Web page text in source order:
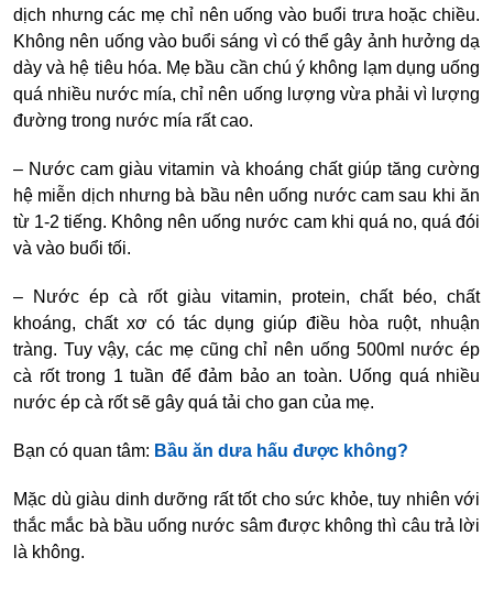
dịch nhưng các mẹ chỉ nên uống vào buổi trưa hoặc chiều.
Không nên uống vào buổi sáng vì có thể gây ảnh hưởng dạ
dày và hệ tiêu hóa. Mẹ bầu cần chú ý không lạm dụng uống
quá nhiều nước mía, chỉ nên uống lượng vừa phải vì lượng
đường trong nước mía rất cao.
– Nước cam giàu vitamin và khoáng chất giúp tăng cường
hệ miễn dịch nhưng bà bầu nên uống nước cam sau khi ăn
từ 1-2 tiếng. Không nên uống nước cam khi quá no, quá đói
và vào buổi tối.
– Nước ép cà rốt giàu vitamin, protein, chất béo, chất
khoáng, chất xơ có tác dụng giúp điều hòa ruột, nhuận
tràng. Tuy vậy, các mẹ cũng chỉ nên uống 500ml nước ép
cà rốt trong 1 tuần để đảm bảo an toàn. Uống quá nhiều
nước ép cà rốt sẽ gây quá tải cho gan của mẹ.
Bạn có quan tâm: Bầu ăn dưa hấu được không?
Mặc dù giàu dinh dưỡng rất tốt cho sức khỏe, tuy nhiên với
thắc mắc bà bầu uống nước sâm được không thì câu trả lời
là không.